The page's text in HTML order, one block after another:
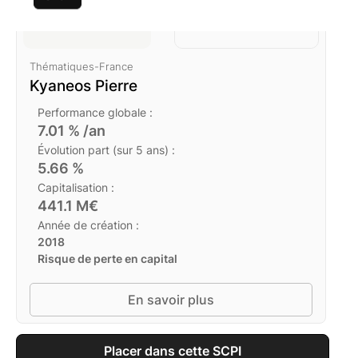
Thématiques-France
Kyaneos Pierre
Performance globale :
7.01 % /an
Évolution part (sur 5 ans) :
5.66 %
Capitalisation :
441.1 M€
Année de création :
2018
Risque de perte en capital
En savoir plus
Placer dans cette SCPI